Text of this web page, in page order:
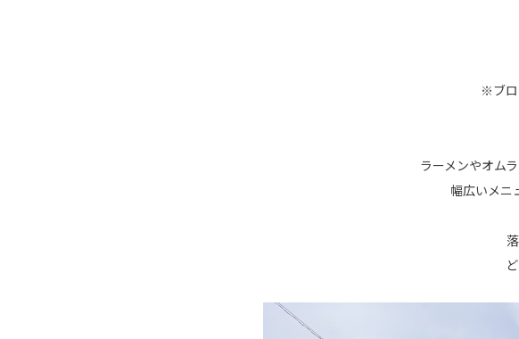
※ブロ
ラーメンやオム
幅広いメニ